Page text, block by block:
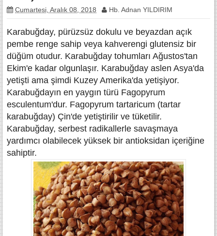
Cumartesi, Aralık 08, 2018 Hb. Adnan YILDIRIM
Karabuğday, pürüzsüz dokulu ve beyazdan açık
pembe renge sahip veya kahverengi glutensiz bir
düğüm otudur. Karabuğday tohumları Ağustos'tan
Ekim'e kadar olgunlaşır. Karabuğday aslen Asya'da
yetişti ama şimdi Kuzey Amerika'da yetişiyor.
Karabuğdayın en yaygın türü Fagopyrum
esculentum'dur. Fagopyrum tartaricum (tartar
karabuğday) Çin'de yetiştirilir ve tüketilir.
Karabuğday, serbest radikallerle savaşmaya
yardımcı olabilecek yüksek bir antioksidan içeriğine
sahiptir.